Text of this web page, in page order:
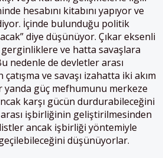
hesabını kitabını yapıyor ve
İçinde bulunduğu politik
diye düşünüyor. Çıkar eksenli
gerginliklere ve hatta savaşlara
nedenle de devletler arası
ve savaşı izahatta iki akım
yanda güç mefhumunu merkeze
karşı gücün durdurabileceğini
işbirliğinin geliştirilmesinden
ancak işbirliği yöntemiyle
düşünüyorlar.